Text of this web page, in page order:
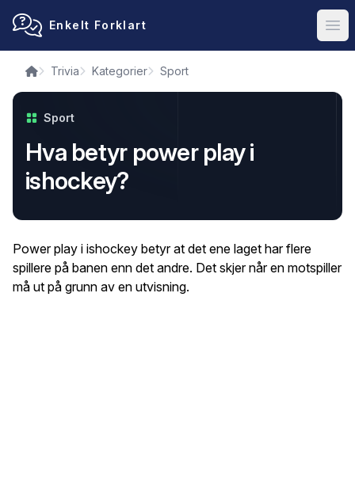
Enkelt Forklart
Trivia Kategorier Sport
Sport
Hva betyr power play i
ishockey?
Power play i ishockey betyr at det ene laget har flere
spillere på banen enn det andre. Det skjer når en motspiller
må ut på grunn av en utvisning.